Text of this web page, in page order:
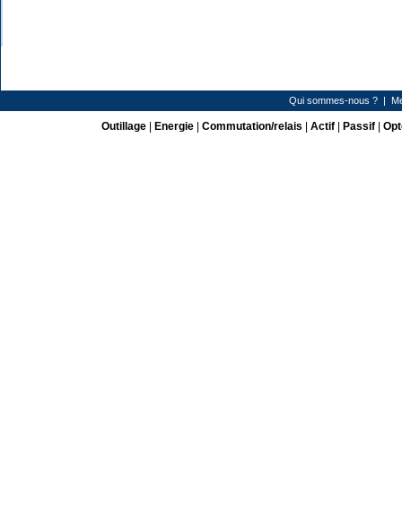
Qui sommes-nous ? |
Outillage| Energie| Commutation/relais Actif| Passif|